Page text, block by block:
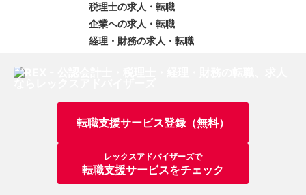
税理士の求人・転職
企業への求人・転職
経理・財務の求人・転職
転職支援サービス登録（無料）
レックスアドバイザーズで
転職支援サービスをチェック